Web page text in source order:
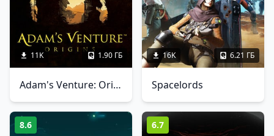
11K 1.90 ГБ
Adam's Venture: Origins
16K 6.21 ГБ
Spacelords
8.6 6.7